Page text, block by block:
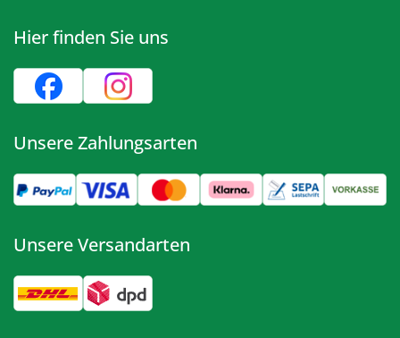
Hier finden Sie uns
Unsere Zahlungsarten
Unsere Versandarten